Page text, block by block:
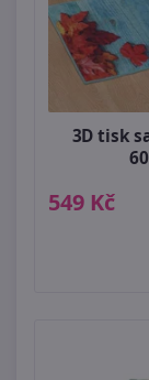
3D tisk
549 Kč